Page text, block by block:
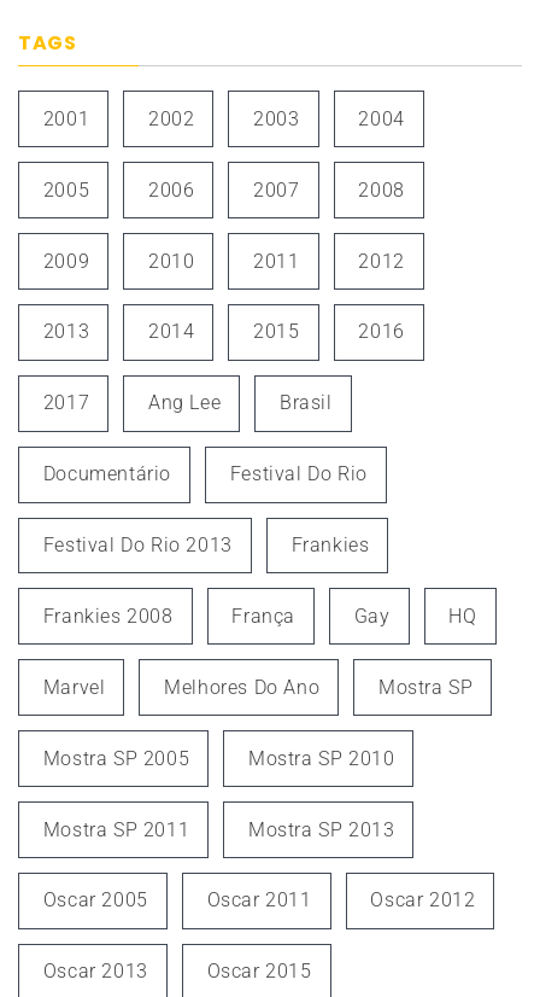
TAGS
2001 2002 2003 2004
2005 2006 2007 2008
2009 2010 2011 2012
2013 2014 2015 2016
2017 Ang Lee Brasil
Documentário Festival Do Rio
Festival Do Rio 2013 Frankies
Frankies 2008 França Gay HQ
Marvel Melhores Do Ano Mostra SP
Mostra SP 2005 Mostra SP 2010
Mostra SP 2011 Mostra SP 2013
Oscar 2005 Oscar 2011 Oscar 2012
Oscar 2013 Oscar 2015